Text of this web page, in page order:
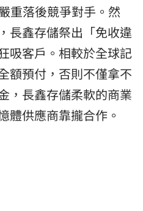
重落後競爭對手。然
長鑫存儲祭出「免收違
吸客戶。相較於全球記
額預付，否則不僅拿不
，長鑫存儲柔軟的商業
體供應商靠攏合作。